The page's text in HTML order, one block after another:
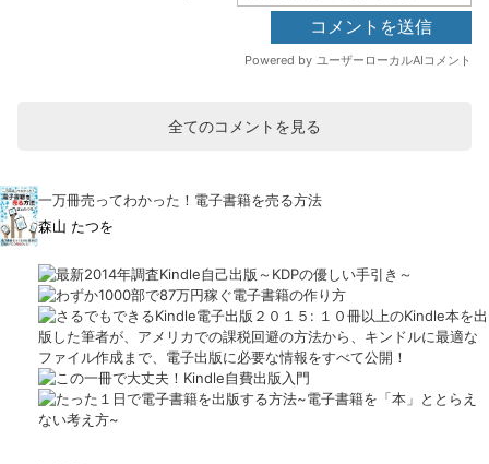
全てのコメントを見る
一万冊売ってわかった！電子書籍を売る方法
森山 たつを